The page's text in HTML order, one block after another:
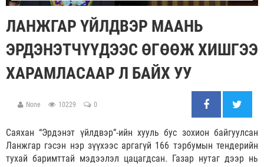
ЛАНЖГАР ҮЙЛДВЭР МААНЬ
ЭРДЭНЭТЧҮҮДЭЭС ӨГӨӨЖ ХИШГЭЭ
ХАРАМЛАСААР Л БАЙХ УУ
None 10229 0
Саяхан “Эрдэнэт үйлдвэр”-ийн хууль бус зохион байгуулсан
Ланжгар гэсэн нэр зүүхээс аргагүй 166 тэрбумын тендерийн
тухай баримттай мэдээлэл цацагдсан. Газар нутаг дээр нь